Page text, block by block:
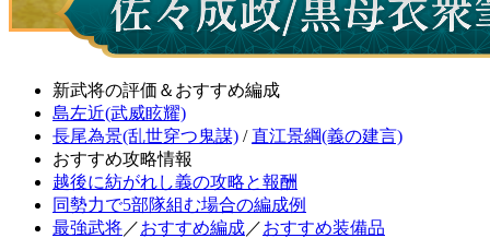
新武将の評価＆おすすめ編成
島左近(武威眩耀)
長尾為景(乱世穿つ鬼謀) /直江景綱(義の建言)
おすすめ攻略情報
越後に紡がれし義の攻略と報酬
同勢力で5部隊組む場合の編成例
最強武将／おすすめ編成／おすすめ装備品